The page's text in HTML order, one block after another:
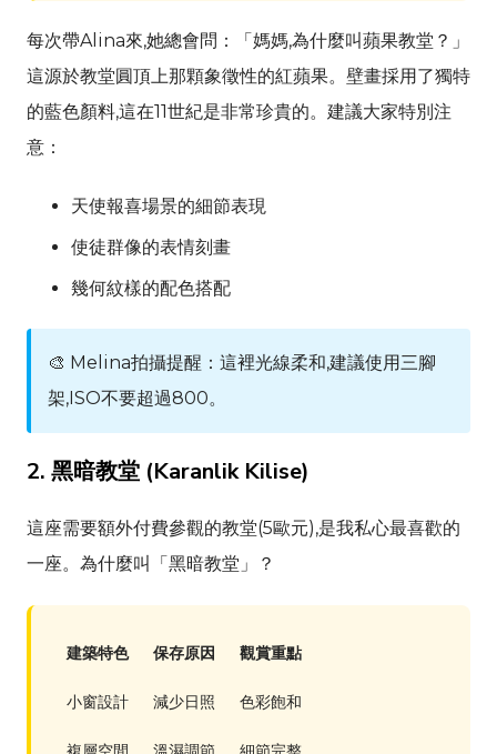
每次帶Alina來,她總會問：「媽媽,為什麼叫蘋果教堂？」
這源於教堂圓頂上那顆象徵性的紅蘋果。壁畫採用了獨特
的藍色顏料,這在11世紀是非常珍貴的。建議大家特別注
意：
天使報喜場景的細節表現
使徒群像的表情刻畫
幾何紋樣的配色搭配
🎨 Melina拍攝提醒：這裡光線柔和,建議使用三腳
架,ISO不要超過800。
2. 黑暗教堂 (Karanlik Kilise)
這座需要額外付費參觀的教堂(5歐元),是我私心最喜歡的
一座。為什麼叫「黑暗教堂」？
建築特色 保存原因 觀賞重點
小窗設計 減少日照 色彩飽和